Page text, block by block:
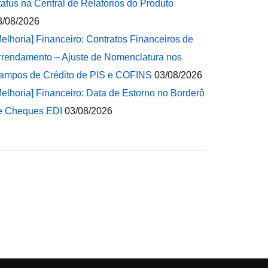
na Central de Relatórios do Produto
08/2026
Financeiro: Contratos Financeiros de
– Ajuste de Nomenclatura nos
de Crédito de PIS e COFINS 03/08/2026
Financeiro: Data de Estorno no Borderô
Cheques EDI 03/08/2026